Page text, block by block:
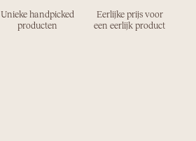
Unieke handpicked
producten
Eerlijke prijs voor
een eerlijk product